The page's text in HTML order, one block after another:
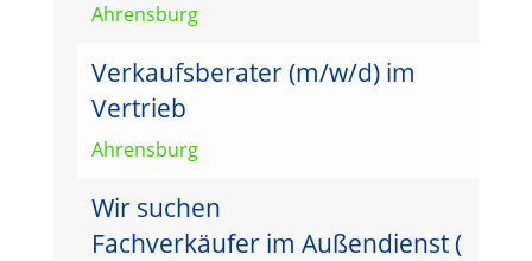
Ahrensburg
Verkaufsberater (m/w/d) im
Vertrieb
Ahrensburg
Wir suchen
Fachverkäufer im Außendienst (